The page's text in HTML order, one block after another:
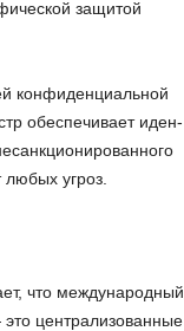
за­щи­той
кон­фи­ден­ци­аль­ной
обес­пе­чи­ва­ет иден­
угроз.
что меж­ду­на­род­ный
цен­тра­ли­зо­ван­ные